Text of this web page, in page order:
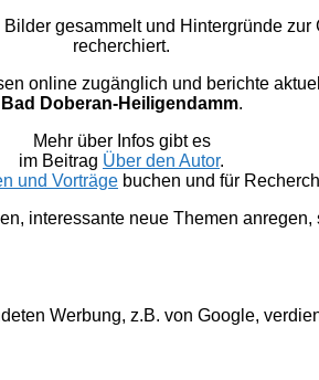
gesammelt und Hintergründe
recherchiert.
online zugänglich und berichte
Bad Doberan-Heiligendamm.
Mehr über Infos gibt es
im Beitrag Über den Autor.
und Vorträge buchen und für
interessante neue Themen anregen,
Werbung, z.B. von Google,